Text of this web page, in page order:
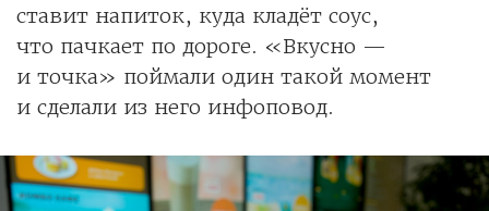
ставит напиток, куда кладёт соус,
что пачкает по дороге. «Вкусно —
и точка» поймали один такой момент
и сделали из него инфоповод.